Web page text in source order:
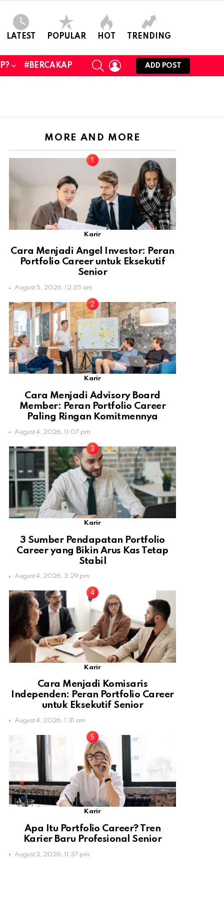
LATEST POPULAR HOT TRENDING
#BERCAKAP
SEARCHLOGIN
ADD POST
MORE AND MORE
Karir
Cara Menjadi Angel Investor: Peran
Portfolio Career untuk Eksekutif
Senior
August 5, 2026, 12:35 am
Karir
Cara Menjadi Advisory Board
Member: Peran Portfolio Career
Paling Ringan Komitmennya
August 4, 2026, 11:07 pm
Karir
3 Sumber Pendapatan Portfolio
Career yang Bikin Arus Kas Tetap
Stabil
August 4, 2026, 3:29 pm
Karir
Cara Menjadi Komisaris
Independen: Peran Portfolio Career
untuk Eksekutif Senior
August 4, 2026, 1:31 am
Karir
Apa Itu Portfolio Career? Tren
Karier Baru Profesional Senior
August 3, 2026, 11:37 pm